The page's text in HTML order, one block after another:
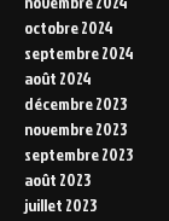
octobre 2024
septembre 2024
août 2024
décembre 2023
novembre 2023
septembre 2023
août 2023
juillet 2023